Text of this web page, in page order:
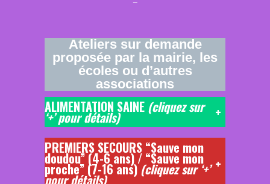
Ateliers sur demande
proposée par la mairie, les
écoles ou d’autres
associations
ALIMENTATION SAINE (cliquez sur
‘+’ pour détails)
+
PREMIERS SECOURS “Sauve mon
doudou” (4-6 ans) / “Sauve mon
proche” (7-16 ans) (cliquez sur ‘+’
pour détails)
+